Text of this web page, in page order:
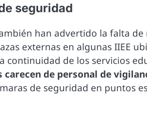
seguridad
han advertido la falta
externas en algunas IIEE
continuidad de los servicios
carecen de personal de
de seguridad en puntos